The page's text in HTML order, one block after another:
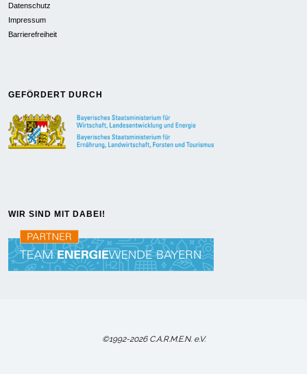
Datenschutz
Impressum
Barrierefreiheit
GEFÖRDERT DURCH
WIR SIND MIT DABEI!
©1992-2026 C.A.R.M.E.N. e.V.